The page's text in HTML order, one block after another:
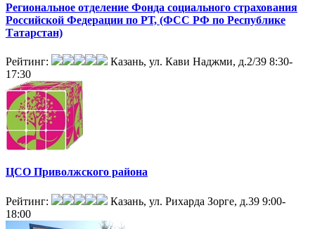
Региональное отделение Фонда социального страхования
Российской Федерации по РТ, (ФСС РФ по Республике
Татарстан)
Рейтинг: Казань, ул. Кави Наджми, д.2/39 8:30-
17:30
ЦСО Приволжского района
Рейтинг: Казань, ул. Рихарда Зорге, д.39 9:00-
18:00